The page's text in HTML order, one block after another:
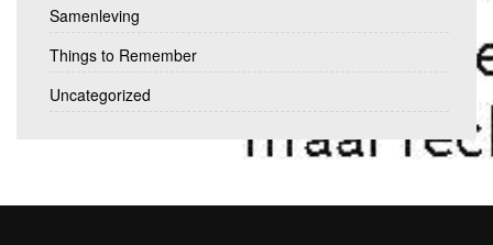
Samenleving
Things to Remember
Uncategorized